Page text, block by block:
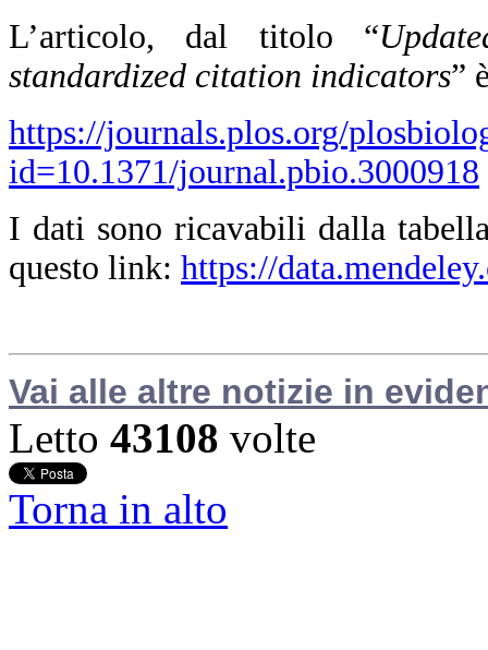
L’articolo, dal titolo “
standardized citation indicators”
https://journals.plos.org/
id=10.1371/journal.pbio.3000918
I dati sono ricavabili dalla
questo link: https://
Vai alle altre notizie in
Letto 43108 volte
Torna in alto